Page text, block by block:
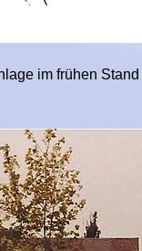
Stand der